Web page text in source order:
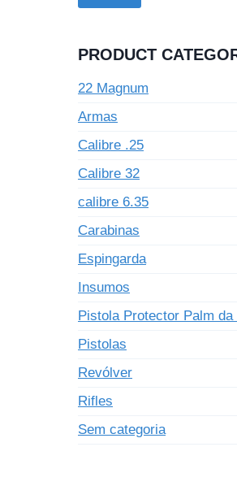
PRODUCT
22 Magnum
Armas
Calibre .25
Calibre 32
calibre 6.35
Carabinas
Espingarda
Insumos
Pistola Protector Palm da
Pistolas
Revólver
Rifles
Sem categoria